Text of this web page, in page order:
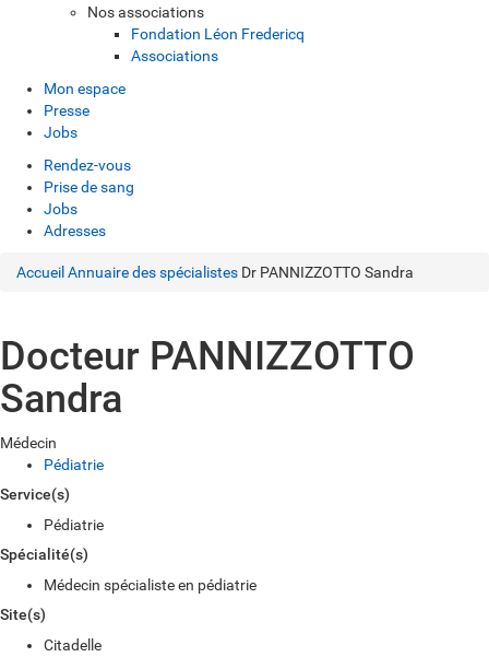
Nos associations
Fondation Léon Fredericq
Associations
Mon espace
Presse
Jobs
Rendez-vous
Prise de sang
Jobs
Adresses
Accueil Annuaire des spécialistes Dr PANNIZZOTTO Sandra
Docteur PANNIZZOTTO
Sandra
Médecin
Pédiatrie
Service(s)
Pédiatrie
Spécialité(s)
Médecin spécialiste en pédiatrie
Site(s)
Citadelle